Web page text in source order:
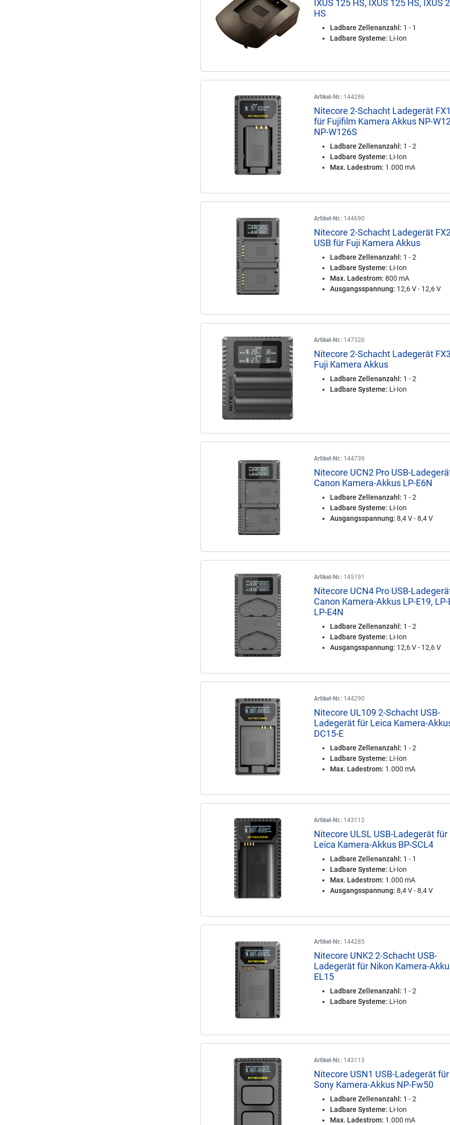
IXUS 125 HS, IXUS 125 HS, IXUS
HS
Ladbare Zellenanzahl: 1 - 1
Ladbare Systeme: Li-Ion
Artikel-Nr.: 144286
Nitecore 2-Schacht Ladegerät
für Fujifilm Kamera Akkus NP-
NP-W126S
Ladbare Zellenanzahl: 1 - 2
Ladbare Systeme: Li-Ion
Max. Ladestrom: 1.000 mA
Artikel-Nr.: 144690
Nitecore 2-Schacht Ladegerät
USB für Fuji Kamera Akkus
Ladbare Zellenanzahl: 1 - 2
Ladbare Systeme: Li-Ion
Max. Ladestrom: 800 mA
Ausgangsspannung: 12,6 V - 12,6 V
Artikel-Nr.: 147320
Nitecore 2-Schacht Ladegerät
Fuji Kamera Akkus
Ladbare Zellenanzahl: 1 - 2
Ladbare Systeme: Li-Ion
Artikel-Nr.: 144739
Nitecore UCN2 Pro USB-
Canon Kamera-Akkus LP-E6N
Ladbare Zellenanzahl: 1 - 2
Ladbare Systeme: Li-Ion
Ausgangsspannung: 8,4 V - 8,4 V
Artikel-Nr.: 145191
Nitecore UCN4 Pro USB-
Canon Kamera-Akkus LP-E19, LP-
LP-E4N
Ladbare Zellenanzahl: 1 - 2
Ladbare Systeme: Li-Ion
Ausgangsspannung: 12,6 V - 12,6 V
Artikel-Nr.: 144290
Nitecore UL109 2-Schacht USB-
Ladegerät für Leica Kamera-
DC15-E
Ladbare Zellenanzahl: 1 - 2
Ladbare Systeme: Li-Ion
Max. Ladestrom: 1.000 mA
Artikel-Nr.: 143112
Nitecore ULSL USB-Ladegerät für
Leica Kamera-Akkus BP-SCL4
Ladbare Zellenanzahl: 1 - 1
Ladbare Systeme: Li-Ion
Max. Ladestrom: 1.000 mA
Ausgangsspannung: 8,4 V - 8,4 V
Artikel-Nr.: 144285
Nitecore UNK2 2-Schacht USB-
Ladegerät für Nikon Kamera-
EL15
Ladbare Zellenanzahl: 1 - 2
Ladbare Systeme: Li-Ion
Artikel-Nr.: 143113
Nitecore USN1 USB-Ladegerät für
Sony Kamera-Akkus NP-Fw50
Ladbare Zellenanzahl: 1 - 2
Ladbare Systeme: Li-Ion
Max. Ladestrom: 1.000 mA